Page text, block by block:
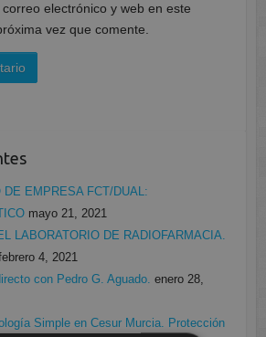
electrónico y web en este
vez que comente.
DE EMPRESA FCT/DUAL:
mayo 21, 2021
LABORATORIO DE RADIOFARMACIA.
4, 2021
con Pedro G. Aguado. enero 28,
Simple en Cesur Murcia. Protección